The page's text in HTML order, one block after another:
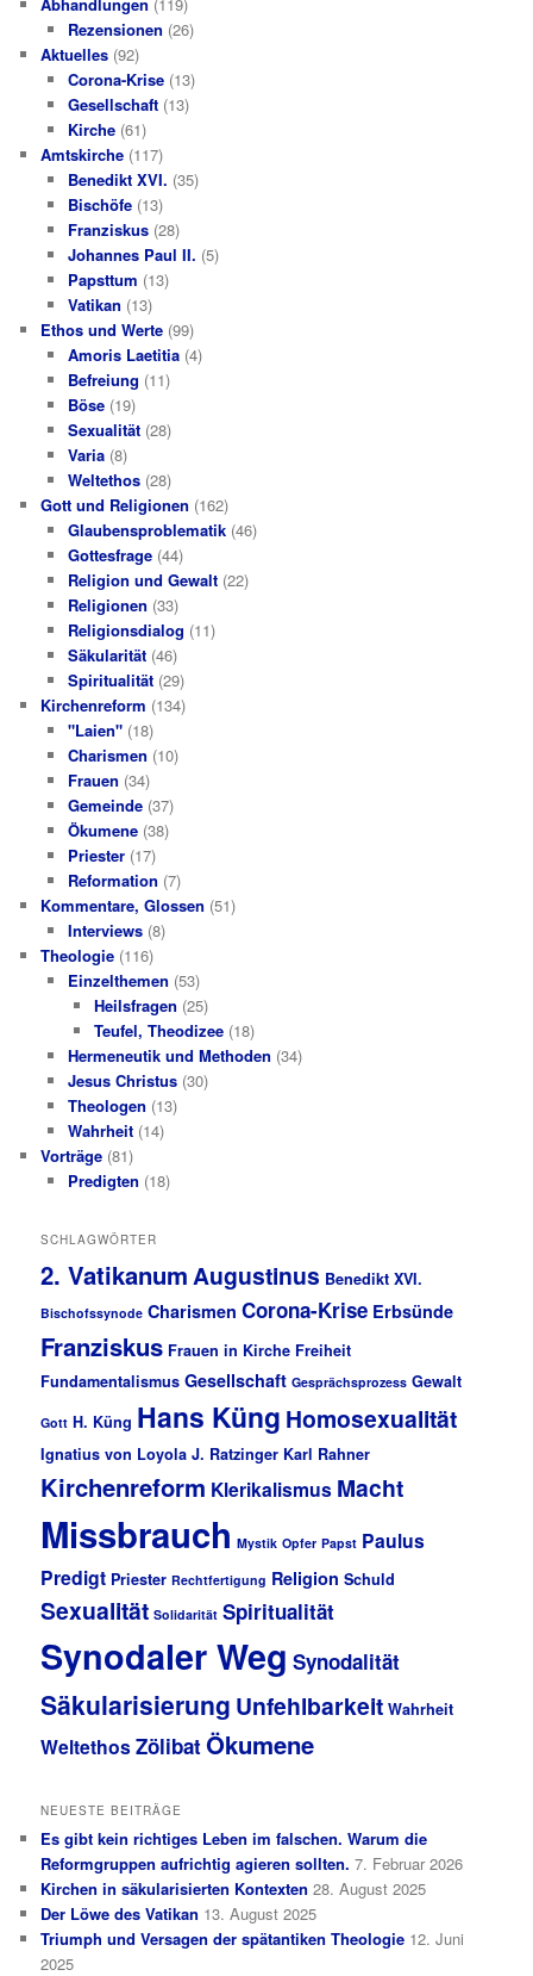
Rezensionen (26)
Aktuelles (92)
Corona-Krise(13)
Gesellschaft(13)
Kirche(61)
Amtskirche (117)
Benedikt XVI. (35)
Bischöfe(13)
Franziskus(28)
Johannes Paul II. (5)
Papsttum (13)
Vatikan (13)
Ethos und Werte (99)
Amoris Laetitia(4)
Befreiung (11)
Böse(19)
Sexualität(28)
Varia(8)
Weltethos(28)
Gott und Religionen (162)
Glaubensproblematik(46)
Gottesfrage(44)
Religion und Gewalt(22)
Religionen (33)
Religionsdialog (11)
Säkularität(46)
Spiritualität(29)
Kirchenreform (134)
"Laien"(18)
Charismen (10)
Frauen (34)
Gemeinde(37)
Ökumene(38)
Priester(17)
Reformation (7)
Kommentare, Glossen (51)
Interviews(8)
Theologie (116)
Einzelthemen (53)
Heilsfragen (25)
Teufel, Theodizee (18)
Hermeneutik und Methoden (34)
Jesus Christus(30)
Theologen (13)
Wahrheit(14)
Vorträge (81)
Predigten (18)
SCHLAGWÖRTER
2. VatikanumAugustinus Benedikt XVI.
Bischofssynode Charismen Corona-Krise Erbsünde
Franziskus Frauen in Kirche Freiheit
Fundamentalismus Gesellschaft Gesprächsprozess Gewalt
Gott H. Küng Hans Küng Homosexualität
Ignatius von Loyola J. Ratzinger Karl Rahner
Kirchenreform Klerikalismus Macht
Missbrauch Mystik Opfer Papst Paulus
Predigt Priester Rechtfertigung Religion Schuld
Sexualität Solidarität Spiritualität
Synodaler Weg Synodalität
Säkularisierung Unfehlbarkeit Wahrheit
WeltethosZölibatÖkumene
NEUESTE BEITRÄGE
Es gibt kein richtiges Leben im falschen. Warum die
Reformgruppen aufrichtig agieren sollten. 7. Februar 2026
Kirchen in säkularisierten Kontexten 28. August 2025
Der Löwe des Vatikan 13. August 2025
Triumph und Versagen der spätantiken Theologie 12. Juni
2025